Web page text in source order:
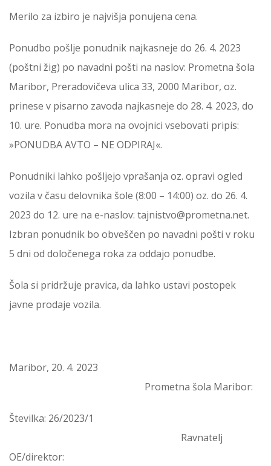
Merilo za izbiro je najvišja ponujena cena.
Ponudbo pošlje ponudnik najkasneje do 26. 4. 2023
(poštni žig) po navadni pošti na naslov: Prometna šola
Maribor, Preradovičeva ulica 33, 2000 Maribor, oz.
prinese v pisarno zavoda najkasneje do 28. 4. 2023, do
10. ure. Ponudba mora na ovojnici vsebovati pripis:
»PONUDBA AVTO – NE ODPIRAJ«.
Ponudniki lahko pošljejo vprašanja oz. opravi ogled
vozila v času delovnika šole (8:00 – 14:00) oz. do 26. 4.
2023 do 12. ure na e-naslov: tajnistvo@prometna.net.
Izbran ponudnik bo obveščen po navadni pošti v roku
5 dni od določenega roka za oddajo ponudbe.
Šola si pridržuje pravica, da lahko ustavi postopek
javne prodaje vozila.
Maribor, 20. 4. 2023
Prometna šola Maribor:
Številka: 26/2023/1
Ravnatelj
OE/direktor: